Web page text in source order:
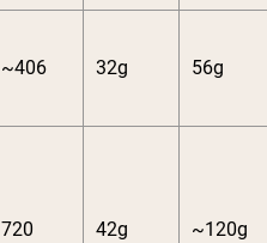
~406 32g 56g
720 42g ~120g